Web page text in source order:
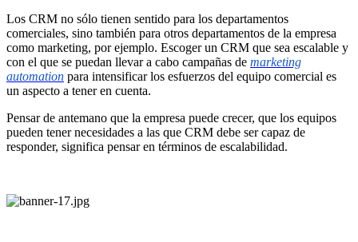
Los CRM no sólo tienen sentido para los departamentos
comerciales, sino también para otros departamentos de la empresa
como marketing, por ejemplo. Escoger un CRM que sea escalable y
con el que se puedan llevar a cabo campañas de marketing
automation para intensificar los esfuerzos del equipo comercial es
un aspecto a tener en cuenta.
Pensar de antemano que la empresa puede crecer, que los equipos
pueden tener necesidades a las que CRM debe ser capaz de
responder, significa pensar en términos de escalabilidad.